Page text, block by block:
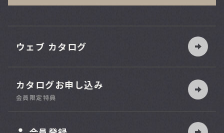
3万円台～
10万円台～
ウェブ カタログ
カタログお申し込み
会員限定特典